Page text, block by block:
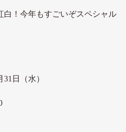
！今年もすごいぞスペシャル
日（水）